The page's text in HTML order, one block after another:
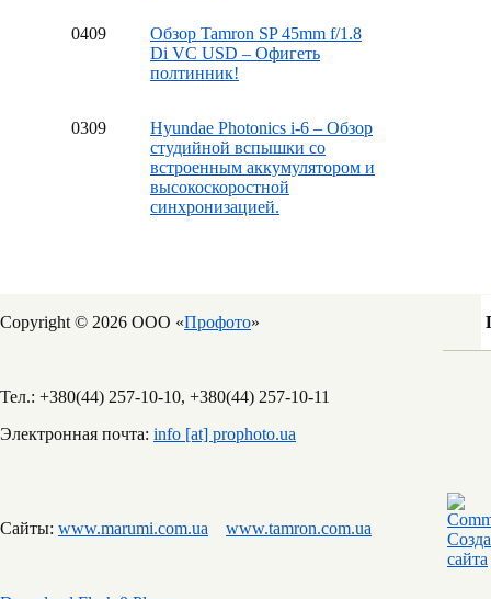
0409
Обзор Tamron SP 45mm f/1.8
Di VC USD – Офигеть
полтинник!
0309
Hyundae Photonics i-6 – Обзор
студийной вспышки со
встроенным аккумулятором и
высокоскоростной
синхронизацией.
Copyright © 2026 ООО «Профото»
Тел.: +380(44) 257-10-10, +380(44) 257-10-11
Электронная почта: info [at] prophoto.ua
Сайты: www.marumi.com.ua www.tamron.com.ua